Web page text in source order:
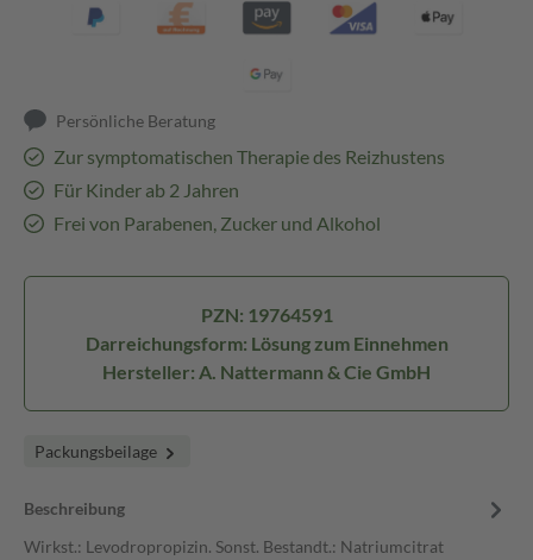
Persönliche Beratung
Zur symptomatischen Therapie des Reizhustens
Für Kinder ab 2 Jahren
Frei von Parabenen, Zucker und Alkohol
PZN: 19764591
Darreichungsform: Lösung zum Einnehmen
Hersteller: A. Nattermann & Cie GmbH
Packungsbeilage
Beschreibung
Wirkst.: Levodropropizin. Sonst. Bestandt.: Natriumcitrat